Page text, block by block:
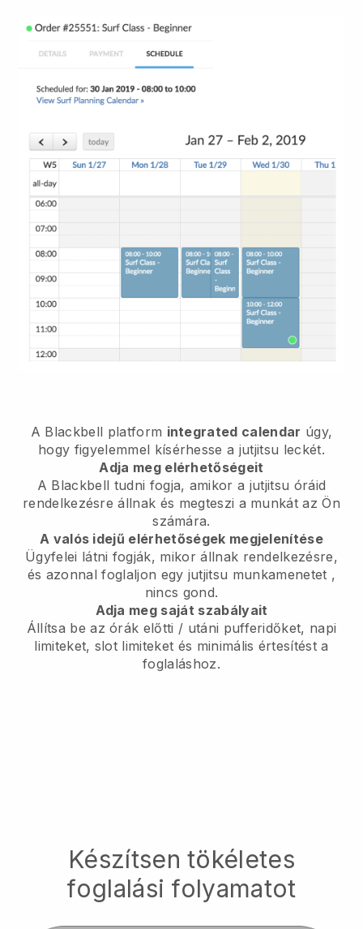
A Blackbell platform integrated calendar úgy,
hogy figyelemmel kísérhesse a jutjitsu leckét.
Adja meg elérhetőségeit
A Blackbell tudni fogja, amikor a jutjitsu óráid
rendelkezésre állnak és megteszi a munkát az Ön
számára.
A valós idejű elérhetőségek megjelenítése
Ügyfelei látni fogják, mikor állnak rendelkezésre,
és azonnal foglaljon egy jutjitsu munkamenetet ,
nincs gond.
Adja meg saját szabályait
Állítsa be az órák előtti / utáni pufferidőket, napi
limiteket, slot limiteket és minimális értesítést a
foglaláshoz.
Készítsen tökéletes
foglalási folyamatot